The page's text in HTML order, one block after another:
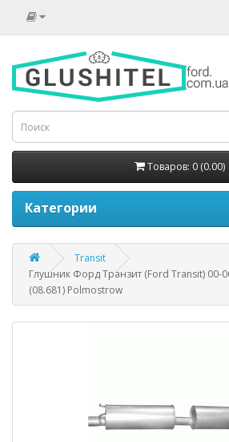
Товаров: 0 (0.00)
Категории
Transit
Глушник Форд Транзит (Ford Transit) 00-
(08.681) Polmostrow